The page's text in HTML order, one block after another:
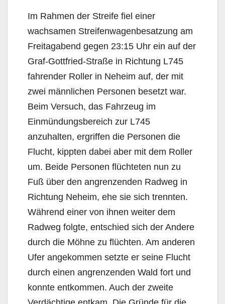
Im Rahmen der Streife fiel einer
wachsamen Streifenwagenbesatzung am
Freitagabend gegen 23:15 Uhr ein auf der
Graf-Gottfried-Straße in Richtung L745
fahrender Roller in Neheim auf, der mit
zwei männlichen Personen besetzt war.
Beim Versuch, das Fahrzeug im
Einmündungsbereich zur L745
anzuhalten, ergriffen die Personen die
Flucht, kippten dabei aber mit dem Roller
um. Beide Personen flüchteten nun zu
Fuß über den angrenzenden Radweg in
Richtung Neheim, ehe sie sich trennten.
Während einer von ihnen weiter dem
Radweg folgte, entschied sich der Andere
durch die Möhne zu flüchten. Am anderen
Ufer angekommen setzte er seine Flucht
durch einen angrenzenden Wald fort und
konnte entkommen. Auch der zweite